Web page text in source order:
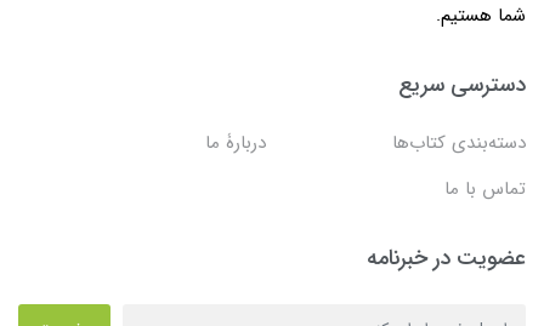
شما هستیم.
دسترسی سریع
دسته‌بندی کتاب‌ها
دربارۀ ما
تماس با ما
عضویت در خبرنامه